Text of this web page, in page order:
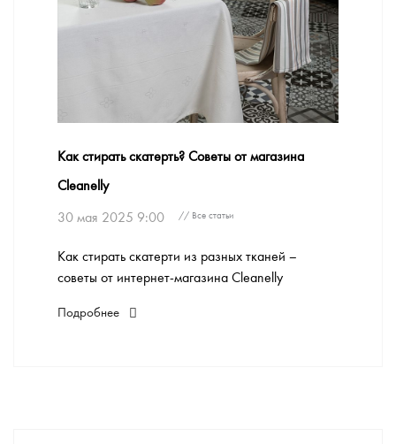
Как стирать скатерть? Советы от магазина
Cleanelly
30 мая 2025 9:00
// Все статьи
Как стирать скатерти из разных тканей –
советы от интернет-магазина Cleanelly
Подробнее